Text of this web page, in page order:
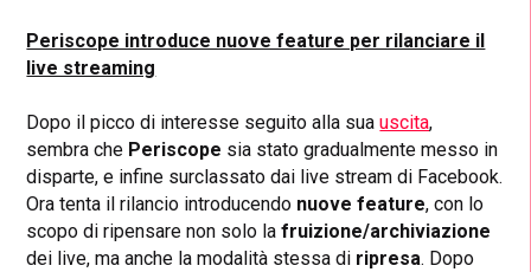
Periscope introduce nuove feature per rilanciare il
live streaming
Dopo il picco di interesse seguito alla suauscita,
sembra che Periscope sia stato gradualmente messo in
disparte, e infine surclassato dai live stream di Facebook.
Ora tenta il rilancio introducendo nuove feature, con lo
scopo di ripensare non solo lafruizione/archiviazione
dei live, ma anche la modalità stessa di ripresa. Dopo